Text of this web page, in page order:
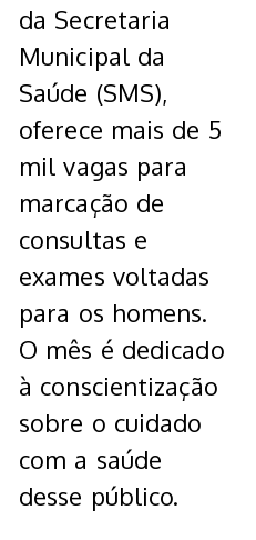
da Secretaria
Municipal da
Saúde (SMS),
oferece mais de 5
mil vagas para
marcação de
consultas e
exames voltadas
para os homens.
O mês é dedicado
à conscientização
sobre o cuidado
com a saúde
desse público.